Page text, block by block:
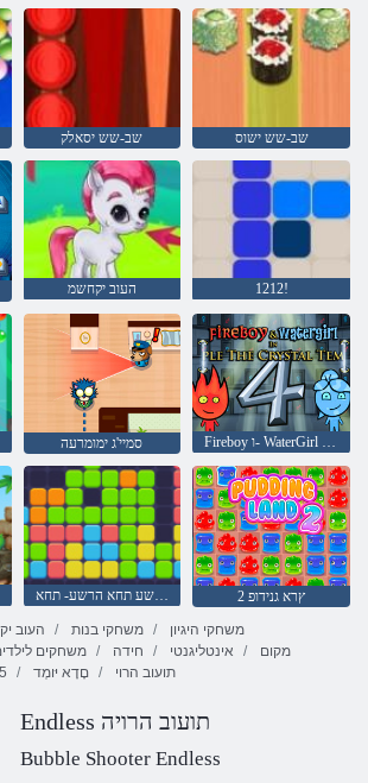
שב-שש יסאלק שב-שש ישוס
העוב יקחשמ 1212!
סמיי'ג ימומרעה Fireboy ו- WaterGirl 4: Temple Crystal
הרשע תחא הרשע- תחא
2 ץרא גנידופ
העוב משחקי בנות
משחקי היגיון
משחקים חידה אינטליגנטי
מקום
םָדָא יּומְד תועוב הרוי
Endless תועוב הרויה
Bubble Shooter Endless